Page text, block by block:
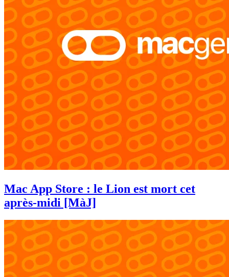
Mac App Store : le Lion est mort cet
après-midi [MàJ]